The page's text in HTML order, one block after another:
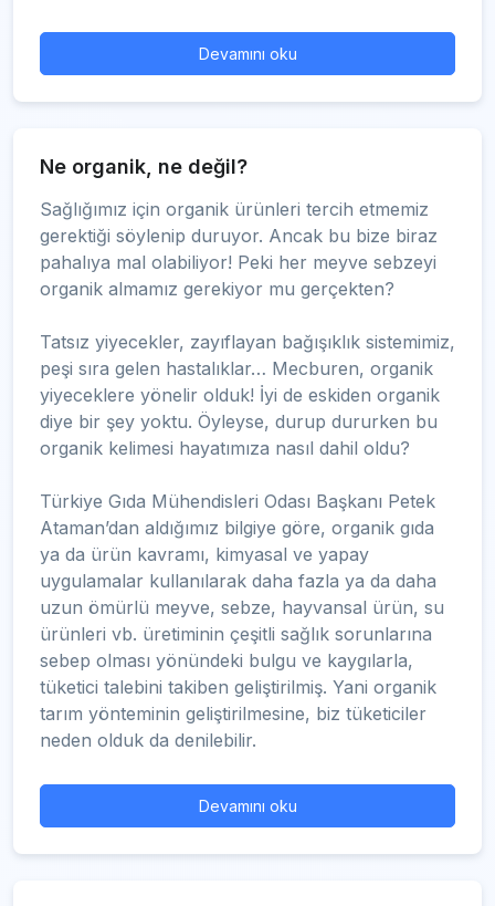
Devamını oku
Ne organik, ne değil?
Sağlığımız için organik ürünleri tercih etmemiz
gerektiği söylenip duruyor. Ancak bu bize biraz
pahalıya mal olabiliyor! Peki her meyve sebzeyi
organik almamız gerekiyor mu gerçekten?
Tatsız yiyecekler, zayıflayan bağışıklık sistemimiz,
peşi sıra gelen hastalıklar… Mecburen, organik
yiyeceklere yönelir olduk! İyi de eskiden organik
diye bir şey yoktu. Öyleyse, durup dururken bu
organik kelimesi hayatımıza nasıl dahil oldu?
Türkiye Gıda Mühendisleri Odası Başkanı Petek
Ataman’dan aldığımız bilgiye göre, organik gıda
ya da ürün kavramı, kimyasal ve yapay
uygulamalar kullanılarak daha fazla ya da daha
uzun ömürlü meyve, sebze, hayvansal ürün, su
ürünleri vb. üretiminin çeşitli sağlık sorunlarına
sebep olması yönündeki bulgu ve kaygılarla,
tüketici talebini takiben geliştirilmiş. Yani organik
tarım yönteminin geliştirilmesine, biz tüketiciler
neden olduk da denilebilir.
Devamını oku